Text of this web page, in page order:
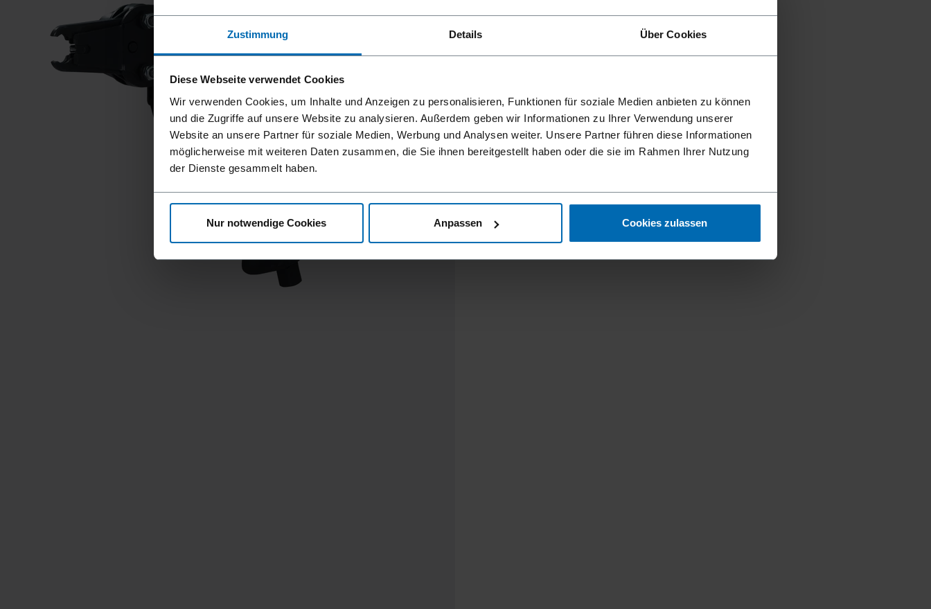
Zustimmung Details Über Cookies
Diese Webseite verwendet Cookies
Wir verwenden Cookies, um Inhalte und Anzeigen zu personalisieren, Funktionen für soziale Medien anbieten zu können
und die Zugriffe auf unsere Website zu analysieren. Außerdem geben wir Informationen zu Ihrer Verwendung unserer
Website an unsere Partner für soziale Medien, Werbung und Analysen weiter. Unsere Partner führen diese Informationen
möglicherweise mit weiteren Daten zusammen, die Sie ihnen bereitgestellt haben oder die sie im Rahmen Ihrer Nutzung
der Dienste gesammelt haben.
Nur notwendige Cookies Anpassen Cookies zulassen